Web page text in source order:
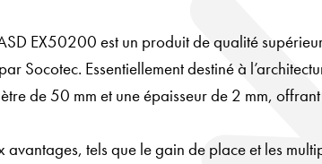
EX50200 est un produit de qualité
Socotec. Essentiellement destiné à
de 50 mm et une épaisseur de 2 mm,
avantages, tels que le gain de place et les